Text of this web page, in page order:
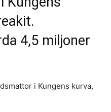
4,5 miljoner
i Kungens kurva,